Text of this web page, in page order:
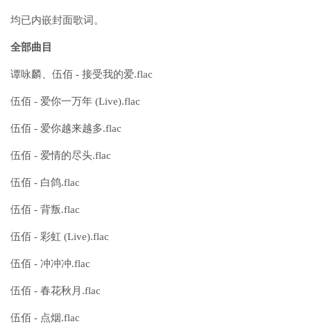
均已内嵌封面歌词。
全部曲目
谭咏麟、伍佰 - 接受我的爱.flac
伍佰 - 爱你一万年 (Live).flac
伍佰 - 爱你越来越多.flac
伍佰 - 爱情的尽头.flac
伍佰 - 白鸽.flac
伍佰 - 背叛.flac
伍佰 - 彩虹 (Live).flac
伍佰 - 冲冲冲.flac
伍佰 - 春花秋月.flac
伍佰 - 点烟.flac